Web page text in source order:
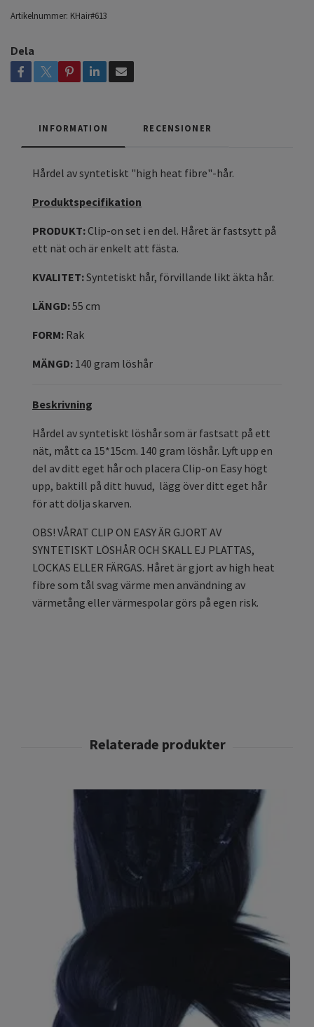
Artikelnummer: KHair#613
Dela
INFORMATION RECENSIONER
Hårdel av syntetiskt "high heat fibre"-hår.
Produktspecifikation
PRODUKT:Clip-on set i en del. Håret är fastsytt på
ett nät och är enkelt att fästa.
KVALITET:Syntetiskt hår, förvillande likt äkta hår.
LÄNGD:55 cm
FORM: Rak
MÄNGD: 140 gram löshår
Beskrivning
Hårdel av syntetiskt löshår som är fastsatt på ett
nät, mått ca 15*15cm. 140 gram löshår. Lyft upp en
del av ditt eget hår och placera Clip-on Easy högt
upp, baktill på ditt huvud, lägg över ditt eget hår
för att dölja skarven.
OBS! VÅRAT CLIP ON EASY ÄR GJORT AV
SYNTETISKT LÖSHÅR OCH SKALL EJ PLATTAS,
LOCKAS ELLER FÄRGAS. Håret är gjort av high heat
fibre som tål svag värme men användning av
värmetång eller värmespolar görs på egen risk.